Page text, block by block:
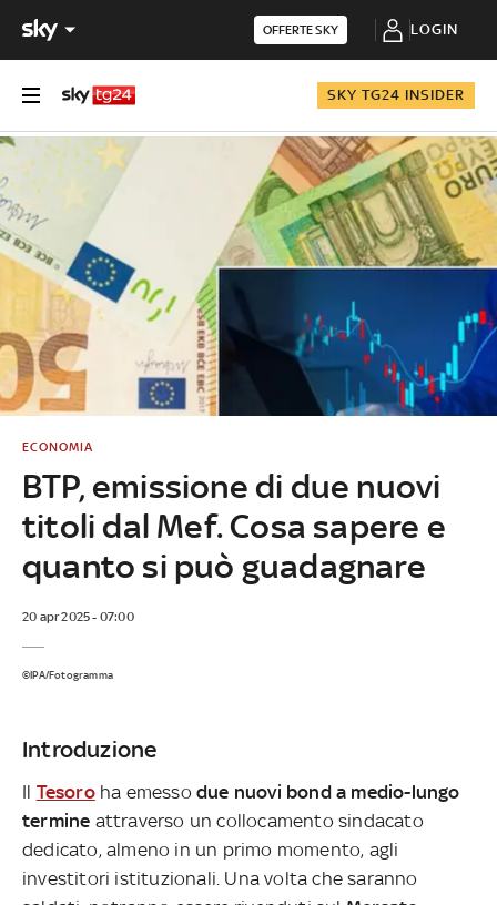
OFFERTE SKY LOGIN
SKY TG24 INSIDER
BTP, emissione di due nuovi
titoli dal Mef. Cosa sapere e
quanto si può guadagnare
ECONOMIA
20 apr 2025 - 07:00
©IPA/Fotogramma
Introduzione
Il Tesoroha emessodue nuovi bond a medio-lungo
termine attraverso un collocamento sindacato
dedicato, almeno in un primo momento, agli
investitori istituzionali. Una volta che saranno